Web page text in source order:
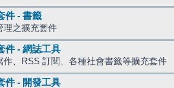
件 - 書籤
理之擴充套件
件 - 網誌工具
作、RSS 訂閱、各種社會書籤等擴充套件
件 - 開發工具